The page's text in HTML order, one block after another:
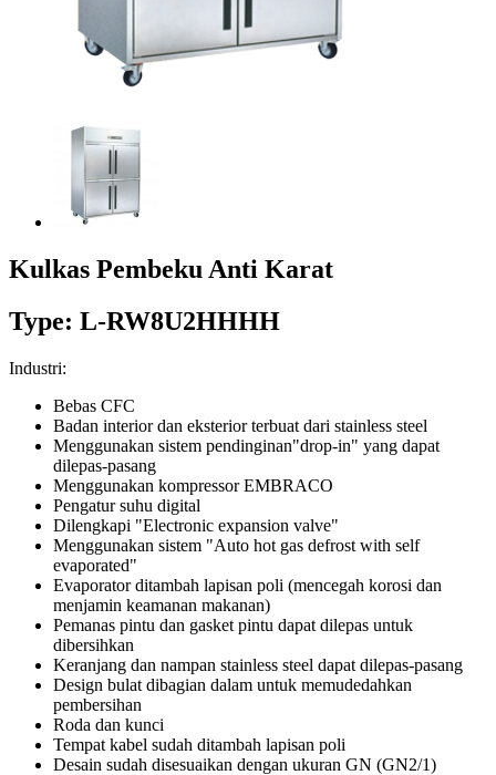
Kulkas Pembeku Anti Karat
Type: L-RW8U2HHHH
Industri:
Bebas CFC
Badan interior dan eksterior terbuat dari stainless steel
Menggunakan sistem pendinginan"drop-in" yang dapat
dilepas-pasang
Menggunakan kompressor EMBRACO
Pengatur suhu digital
Dilengkapi "Electronic expansion valve"
Menggunakan sistem "Auto hot gas defrost with self
evaporated"
Evaporator ditambah lapisan poli (mencegah korosi dan
menjamin keamanan makanan)
Pemanas pintu dan gasket pintu dapat dilepas untuk
dibersihkan
Keranjang dan nampan stainless steel dapat dilepas-pasang
Design bulat dibagian dalam untuk memudedahkan
pembersihan
Roda dan kunci
Tempat kabel sudah ditambah lapisan poli
Desain sudah disesuaikan dengan ukuran GN (GN2/1)